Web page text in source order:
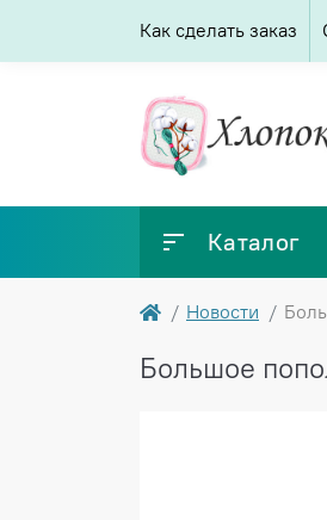
Как сделать заказ
Каталог
Новости
Большое